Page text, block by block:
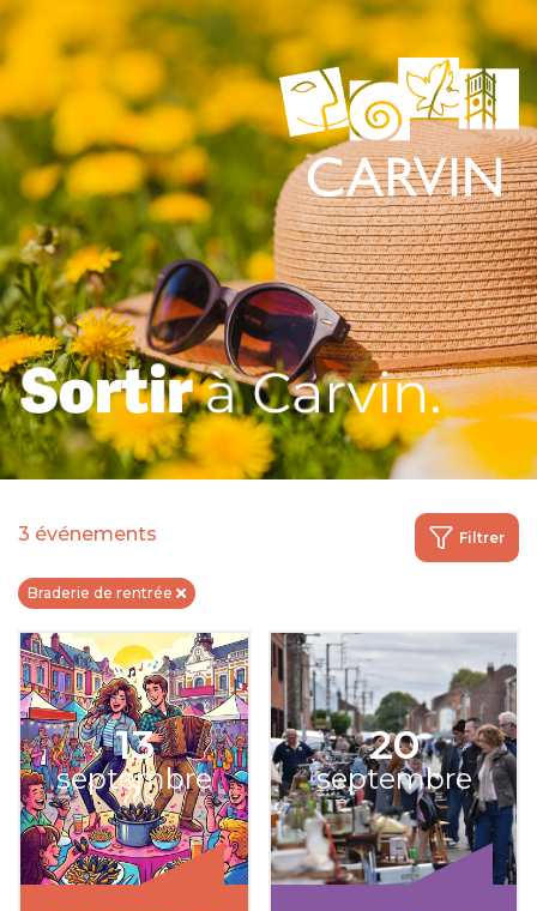
Filtrer
3 événements
Braderie de rentrée
13
septembre
20
septembre